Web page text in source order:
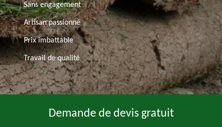
Sans engagement
Artisan passionné
Prix imbattable
Travail de qualité
Demande de devis gratuit